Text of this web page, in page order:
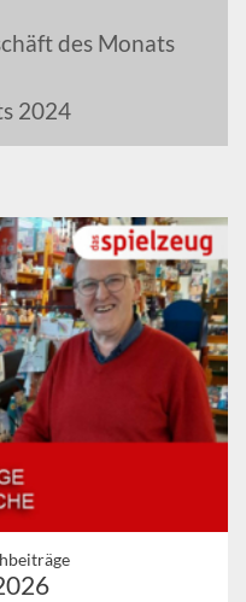
des Monats
2024